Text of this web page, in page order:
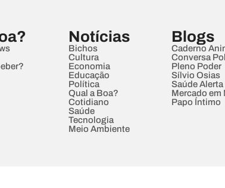
Notícias
Bichos
Cultura
Economia
Educação
Política
Qual a Boa?
Cotidiano
Saúde
Tecnologia
Meio Ambiente
Blogs
Caderno
Conversa
Pleno Poder
Sílvio Osias
Saúde Alerta
Mercado em
Papo Íntimo